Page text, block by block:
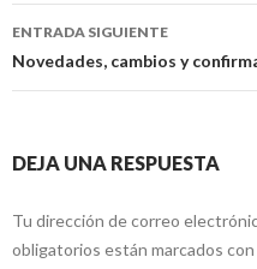
entradas
ENTRADA SIGUIENTE
Novedades, cambios y
DEJA UNA RESPUESTA
Tu dirección de correo
obligatorios están marcados con